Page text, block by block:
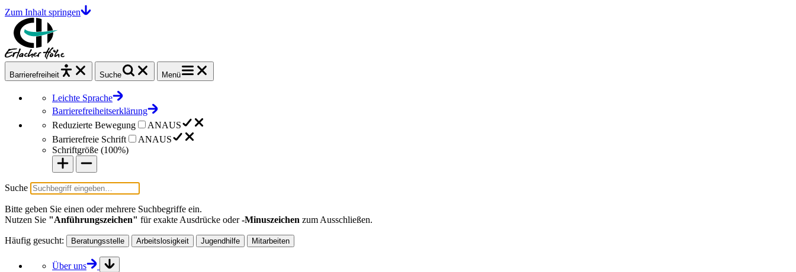
Zum Inhalt springen
Barrierefrei heit Suche Menü
Leichte Sprache
Barrierefreiheitserklärung
Reduzierte Bewegung
ANAUS
Barrierefreie Schrift
ANAUS
Schriftgröße (100%)
Suche
Bitte geben Sie einen oder mehrere Suchbegriffe ein.
Nutzen Sie "Anführungszeichen" für exakte Ausdrücke oder-Minuszeichen zum Ausschließen.
Häufig gesucht: Beratungsstelle Arbeitslosigkeit Jugendhilfe Mitarbeiten
Über uns